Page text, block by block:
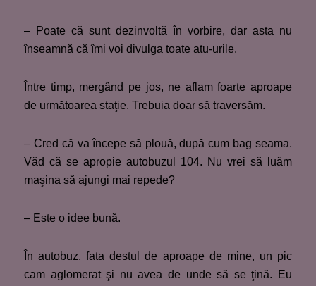
– Poate că sunt dezinvoltă în vorbire, dar asta nu
înseamnă că îmi voi divulga toate atu-urile.
Între timp, mergând pe jos, ne aflam foarte aproape
de următoarea staţie. Trebuia doar să traversăm.
– Cred că va începe să plouă, după cum bag seama.
Văd că se apropie autobuzul 104. Nu vrei să luăm
maşina să ajungi mai repede?
– Este o idee bună.
În autobuz, fata destul de aproape de mine, un pic
cam aglomerat şi nu avea de unde să se ţină. Eu